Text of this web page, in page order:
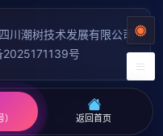
返回首页
潮树技术发展有限公司
2025171139号